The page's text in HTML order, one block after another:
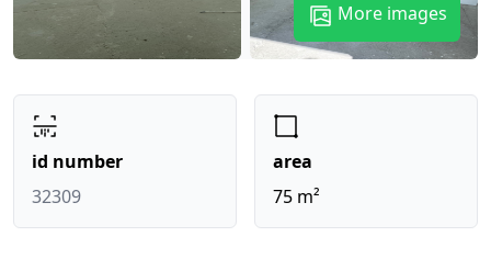
More images
id number
32309
area
75 m²